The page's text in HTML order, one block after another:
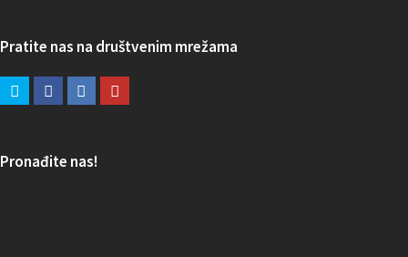
Pratite nas na društvenim mrežama
Pronađite nas!